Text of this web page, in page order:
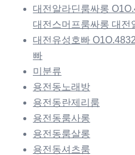
대전알라딘룸싸롱
대전스머프룸싸롱 대전
대전유성호빠
빠
미분류
용전동노래방
용전동란제리룸
용전동룸사롱
용전동룸살롱
용전동셔츠룸